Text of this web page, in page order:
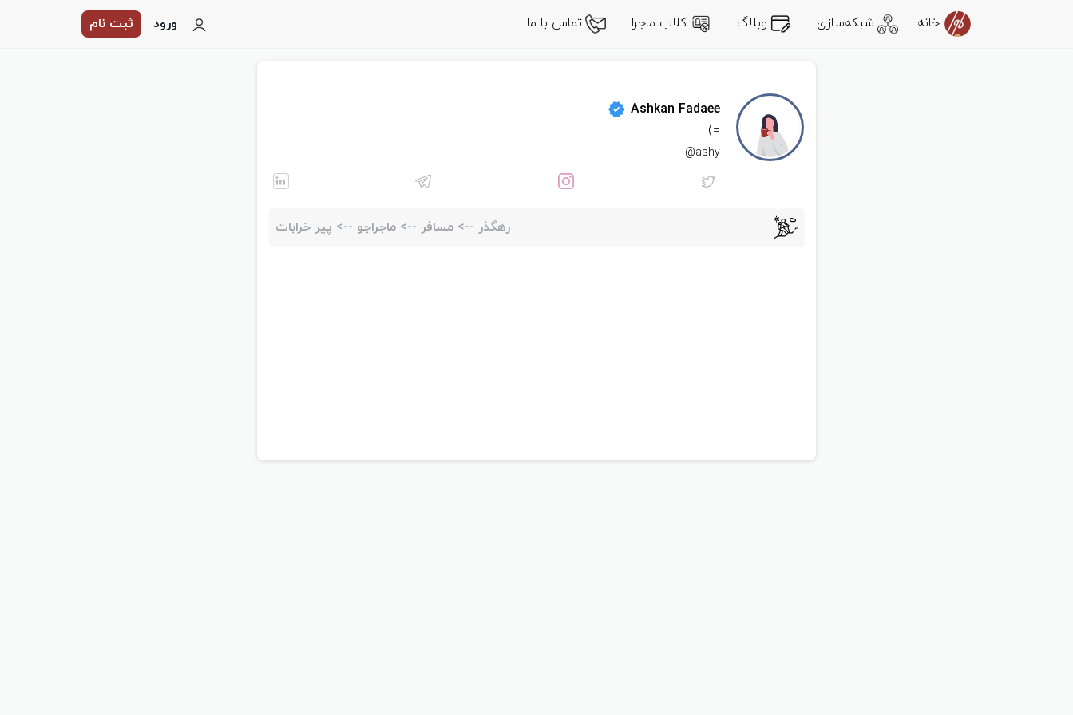
خانه شبکه‌سازی وبلاگ کلاب ماجرا تماس با ما ورود ثبت نام
Ashkan Fadaee
=)
ashy@
رهگذر --> مسافر --> ماجراجو --> پیر خرابات